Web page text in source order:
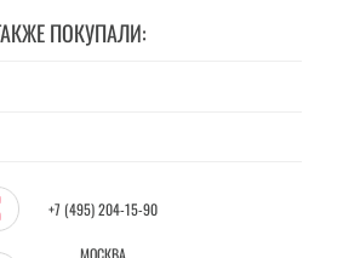
ПОКУПАЛИ:
+7 (495) 204-15-90
МОСКВА